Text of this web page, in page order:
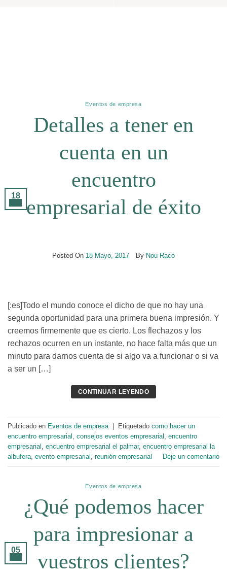
Eventos de empresa
Detalles a tener en
cuenta en un
encuentro
empresarial de éxito
Posted On 18 Mayo, 2017 By Nou Racó
18
[:es]Todo el mundo conoce el dicho de que no hay una
segunda oportunidad para una primera buena impresión. Y
creemos firmemente que es cierto. Los flechazos y los
rechazos ocurren en un instante, no hace falta más que un
minuto para darnos cuenta de si algo va a funcionar o si va
a ser un […]
CONTINUAR LEYENDO
Publicado en Eventos de empresa Etiquetado como hacer un
encuentro empresarial
consejos eventos empresarial
encuentro
empresarial
encuentro empresarial el palmar, encuentro empresarial la
albufera evento empresarial reunión empresarial Deje un comentario
Eventos de empresa
¿Qué podemos hacer
para impresionar a
vuestros clientes?
05